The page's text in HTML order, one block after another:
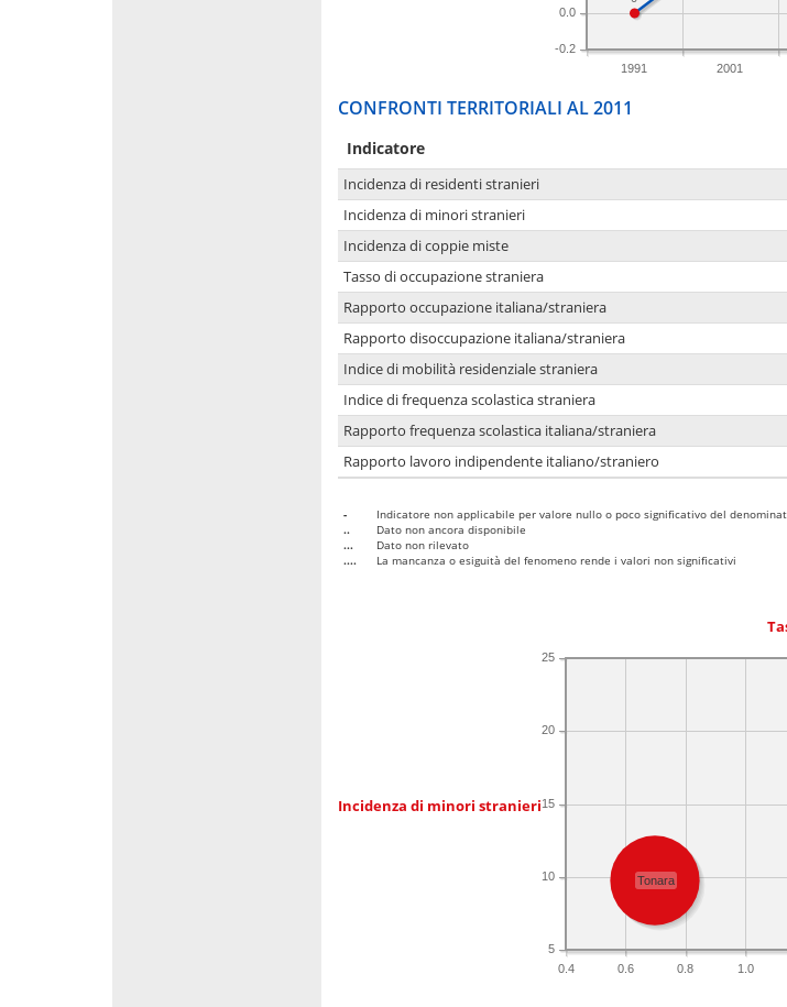
1991 2001
-0.2
0.0
CONFRONTI TERRITORIALI AL 2011
Indicatore
Incidenza di residenti stranieri
Incidenza di minori stranieri
Incidenza di coppie miste
Tasso di occupazione straniera
Rapporto occupazione italiana/straniera
Rapporto disoccupazione italiana/straniera
Indice di mobilità residenziale straniera
Indice di frequenza scolastica straniera
Rapporto frequenza scolastica italiana/straniera
Rapporto lavoro indipendente italiano/straniero
-
Indicatore non applicabile per valore nullo o poco significativo del
..
Dato non ancora disponibile
...
Dato non rilevato
....
La mancanza o esiguità del fenomeno rende i valori non significativi
Incidenza di minori stranieri
0.4 0.6 0.8 1.0
5
10
15
20
25
Tonara